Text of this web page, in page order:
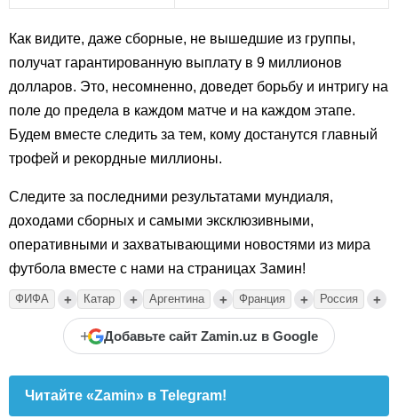
Как видите, даже сборные, не вышедшие из группы,
получат гарантированную выплату в 9 миллионов
долларов. Это, несомненно, доведет борьбу и интригу на
поле до предела в каждом матче и на каждом этапе.
Будем вместе следить за тем, кому достанутся главный
трофей и рекордные миллионы.
Следите за последними результатами мундиаля,
доходами сборных и самыми эксклюзивными,
оперативными и захватывающими новостями из мира
футбола вместе с нами на страницах Замин!
ФИФА + Катар + Аргентина + Франция + Россия +
+ Добавьте сайт Zamin.uz в Google
Читайте «Zamin» в Telegram!